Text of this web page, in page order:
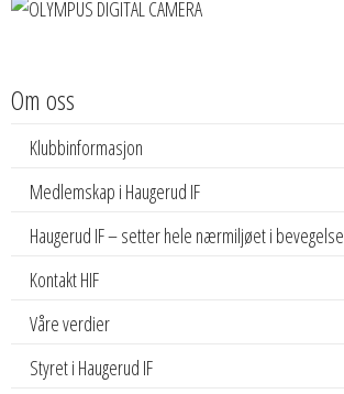
Om oss
Klubbinformasjon
Medlemskap i Haugerud IF
Haugerud IF – setter hele nærmiljøet i bevegelse
Kontakt HIF
Våre verdier
Styret i Haugerud IF